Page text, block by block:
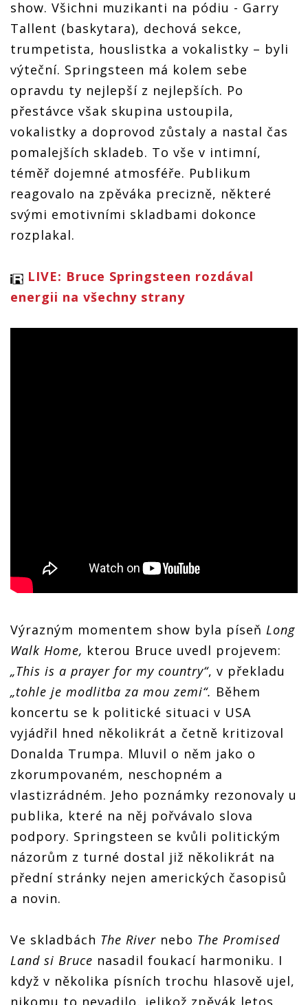
show. Všichni muzikanti na pódiu - Garry
Tallent (baskytara), dechová sekce,
trumpetista, houslistka a vokalistky – byli
výteční. Springsteen má kolem sebe
opravdu ty nejlepší z nejlepších. Po
přestávce však skupina ustoupila,
vokalistky a doprovod zůstaly a nastal čas
pomalejších skladeb. To vše v intimní,
téměř dojemné atmosféře. Publikum
reagovalo na zpěváka precizně, některé
svými emotivními skladbami dokonce
rozplakal.
LIVE: Bruce Springsteen rozdával
energii na všechny strany
Výrazným momentem show byla píseň Long
Walk Home, kterou Bruce uvedl projevem:
„This is a prayer for my country“, v překladu
„tohle je modlitba za mou zemi“. Během
koncertu se k politické situaci v USA
vyjádřil hned několikrát a četně kritizoval
Donalda Trumpa. Mluvil o něm jako o
zkorumpovaném, neschopném a
vlastizrádném. Jeho poznámky rezonovaly u
publika, které na něj pořvávalo slova
podpory. Springsteen se kvůli politickým
názorům z turné dostal již několikrát na
přední stránky nejen amerických časopisů
a novin.
Ve skladbách The River nebo The Promised
Land si Bruce nasadil foukací harmoniku. I
když v několika písních trochu hlasově ujel,
nikomu to nevadilo, jelikož zpěvák letos